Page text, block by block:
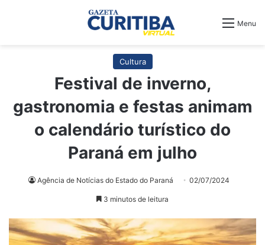
Menu
Cultura
Festival de inverno,
gastronomia e festas animam
o calendário turístico do
Paraná em julho
Agência de Notícias do Estado do Paraná 02/07/2024
3 minutos de leitura